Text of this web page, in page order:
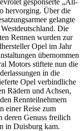
hervorging. Über die
gelangte
Die
Rennen wurden zur
Opel im Jahr
übernommen
Motors stiftete nun die
in die
Opel verbindliche
Rädern und Achsen,
Rennteilnehmern
einer Reise zum
deren Genuss freilich
in Duisburg kam.